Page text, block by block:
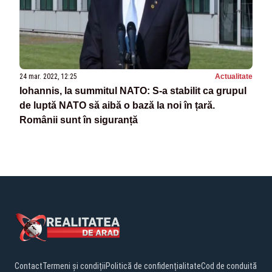
24 mar. 2022, 12:25 Actualitate
Iohannis, la summitul NATO: S-a stabilit ca grupul
de luptă NATO să aibă o bază la noi în țară.
Românii sunt în siguranță
ContactTermeni și condițiiPolitică de confidențialitateCod de conduită